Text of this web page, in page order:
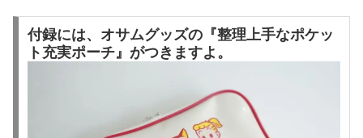
付録には、オサムグッズの『整理上手なポケッ
ト充実ポーチ』がつきますよ。